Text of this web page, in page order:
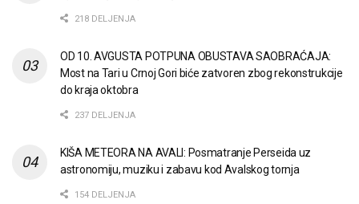
218 DELJENJA
OD 10. AVGUSTA POTPUNA OBUSTAVA SAOBRAĆAJA:
Most na Tari u Crnoj Gori biće zatvoren zbog rekonstrukcije
do kraja oktobra
237 DELJENJA
KIŠA METEORA NA AVALI: Posmatranje Perseida uz
astronomiju, muziku i zabavu kod Avalskog tornja
154 DELJENJA